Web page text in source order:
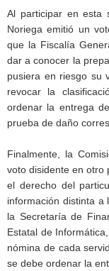
Al participar en esta
Noriega emitió un
que la Fiscalía
dar a conocer la
pusiera en riesgo su
revocar la
ordenar la entrega
prueba de daño
Finalmente, la
voto disidente en otro
el derecho del
información distinta a
la Secretaría de
Estatal de
nómina de cada
se debe ordenar la